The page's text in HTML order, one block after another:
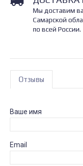
Мы доставим
Самарской
по всей России.
Отзывы
Ваше имя
Email